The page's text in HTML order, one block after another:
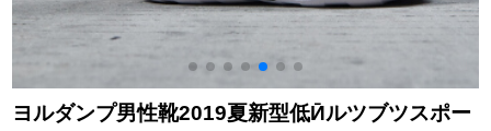
ヨルダンプ男性靴2019夏新型低Ӣルツブツスポー